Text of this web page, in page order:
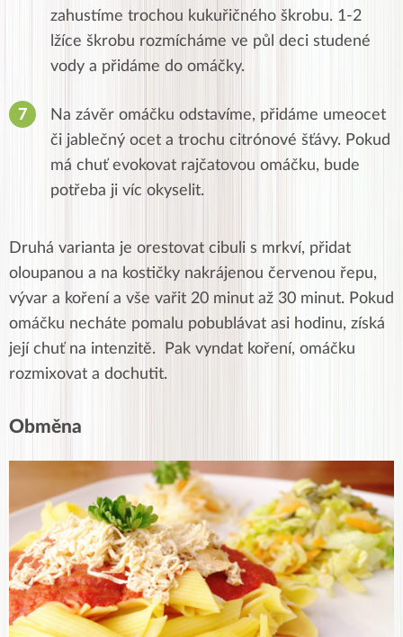
zahustíme trochou kukuřičného škrobu. 1-2
lžíce škrobu rozmícháme ve půl deci studené
vody a přidáme do omáčky.
Na závěr omáčku odstavíme, přidáme umeocet
či jablečný ocet a trochu citrónové šťávy. Pokud
má chuť evokovat rajčatovou omáčku, bude
potřeba ji víc okyselit.
Druhá varianta je orestovat cibuli s mrkví, přidat
oloupanou a na kostičky nakrájenou červenou řepu,
vývar a koření a vše vařit 20 minut až 30 minut. Pokud
omáčku necháte pomalu pobublávat asi hodinu, získá
její chuť na intenzitě. Pak vyndat koření, omáčku
rozmixovat a dochutit.
Obměna